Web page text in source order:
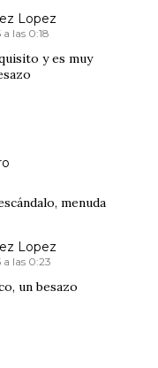
Lopez
a las 0:18
y es muy
menuda
Lopez
a las 0:23
un besazo